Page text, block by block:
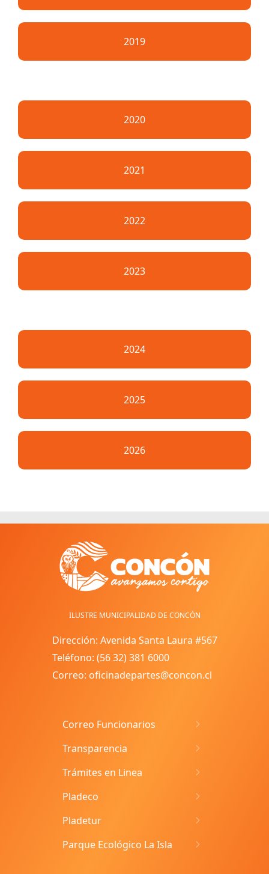
2019
2020
2021
2022
2023
2024
2025
2026
ILUSTRE MUNICIPALIDAD DE CONCÓN
Dirección: Avenida Santa Laura #567
Teléfono: (56 32) 381 6000
Correo: oficinadepartes@concon.cl
Correo Funcionarios
Transparencia
Trámites en Linea
Pladeco
Pladetur
Parque Ecológico La Isla